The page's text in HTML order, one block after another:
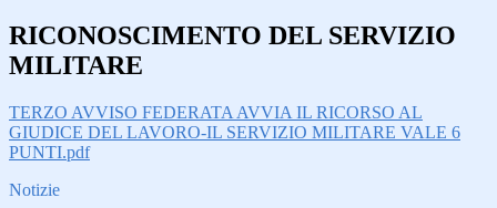
RICONOSCIMENTO DEL SERVIZIO
MILITARE
TERZO AVVISO FEDERATA AVVIA IL RICORSO AL
GIUDICE DEL LAVORO-IL SERVIZIO MILITARE VALE 6
PUNTI.pdf
Notizie